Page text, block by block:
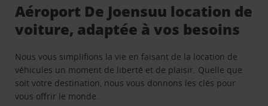
Aéroport De Joensuu location de
voiture, adaptée à vos besoins
Nous vous simplifions la vie en faisant de la location de
véhicules un moment de liberté et de plaisir. Quelle que
soit votre destination, nous vous donnons les clés pour
vous offrir le monde.